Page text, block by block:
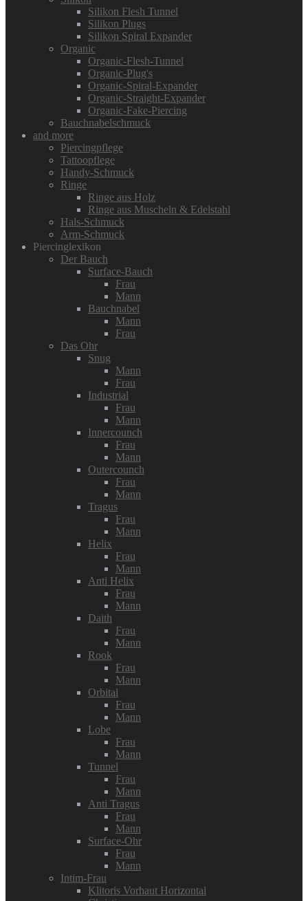
Silikon Flesh Tunnel
Silikon Plugs
Silikon Spiral Expander
Organic
Organic-Flesh-Tunnel
Organic-Plug's
Organic-Spiral-Expander
Organic-Straight-Expander
Organic-Fake-Piercing
Bauchnabelschmuck
and more
Piercingpflege
Tattoopflege
Handy-Schmuck
Ringe
Ringe aus Holz
Ringe aus Muscheln & Edelstahl
Hals-Schmuck
Arm-Schmuck
Piercinglexikon
Der Bauch
Surface-Bauch
Frau
Mann
Bauchnabel
Mann
Frau
Das Ohr
Snug
Mann
Frau
Industrial
Frau
Mann
Innercounch
Frau
Mann
Outercounch
Frau
Mann
Tragus
Frau
Mann
Helix
Frau
Mann
Anti Helix
Frau
Mann
Daith
Frau
Mann
Rook
Frau
Mann
Orbital
Frau
Mann
Lobe
Frau
Mann
Tunnel
Frau
Mann
Anti Tragus
Frau
Mann
Surface-Ohr
Frau
Mann
Intim-Frau
Klitoris Vorhaut Horizontal